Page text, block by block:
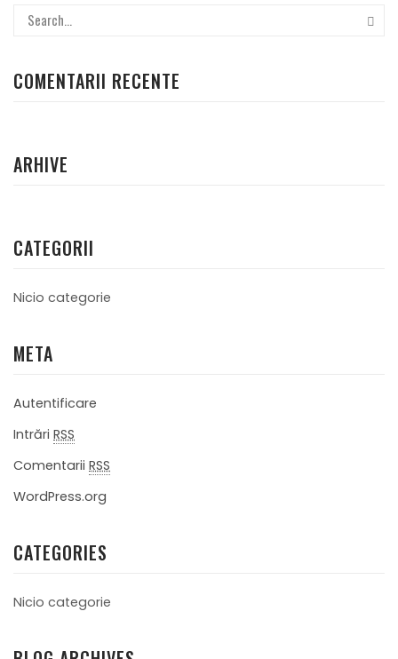
COMENTARII RECENTE
ARHIVE
CATEGORII
Nicio categorie
META
Autentificare
Intrări RSS
Comentarii RSS
WordPress.org
CATEGORIES
Nicio categorie